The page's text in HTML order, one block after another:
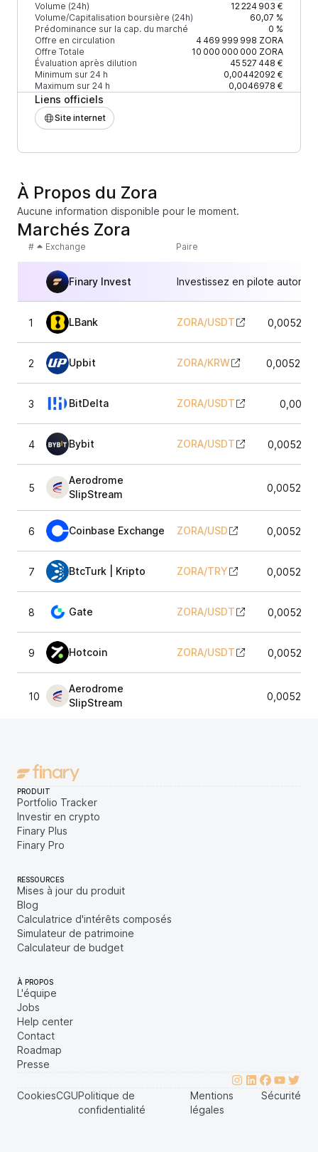
Volume (24h)
12 224 903 €
Volume/Capitalisation boursière (24h)
60,07 %
Prédominance sur la cap. du marché
0 %
Offre en circulation
4 469 999 998 ZORA
Offre Totale
10 000 000 000 ZORA
Évaluation après dilution
45 527 448 €
Minimum sur 24 h
0,00442092 €
Maximum sur 24 h
0,0046978 €
Liens officiels
Site internet
À Propos du Zora
Aucune information disponible pour le moment.
Marchés Zora
# Exchange Paire
Finary Invest Investissez en pilote
1 LBank ZORA/USDT
2 Upbit ZORA/KRW
3 BitDelta ZORA/USDT
4 Bybit ZORA/USDT
5
Aerodrome
SlipStream
6 Coinbase Exchange ZORA/USD
7 BtcTurk | Kripto ZORA/TRY
8 Gate ZORA/USDT
9 Hotcoin ZORA/USDT
10
Aerodrome
SlipStream
PRODUIT
Portfolio Tracker
Investir en crypto
Finary Plus
Finary Pro
RESSOURCES
Mises à jour du produit
Blog
Calculatrice d'intérêts composés
Simulateur de patrimoine
Calculateur de budget
À PROPOS
L'équipe
Jobs
Help center
Contact
Roadmap
Presse
CookiesCGUPolitique de
confidentialité
Mentions
légales
Sécurité